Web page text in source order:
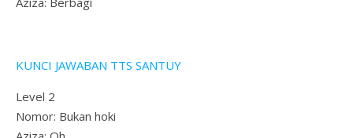
KUNCI JAWABAN TTS SANTUY
Level 2
Nomor: Bukan hoki